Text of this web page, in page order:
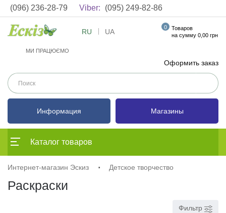
(096) 236-28-79 Viber: (095) 249-82-86
МИ ПРАЦЮЄМО
Оформить заказ
RU UA Товаров
0
на сумму 0,00 грн
Информация Магазины
Каталог товаров
Интернет-магазин Эскиз Детское творчество
Раскраски
Фильтр